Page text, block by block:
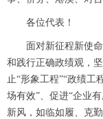
各位代表！
面对新征程新使
和践行正确政绩观，
止“形象工程”“政绩工
场有效”、促进“企业
新风，如临如履、克